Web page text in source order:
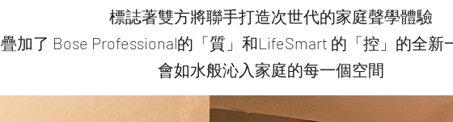
標誌著雙方將聯手打造次世代的家庭聲學體驗
疊加了 Bose Professional的「質」和LifeSmart 的「控」的全新
會如水般沁入家庭的每一個空間